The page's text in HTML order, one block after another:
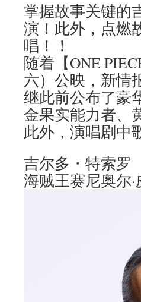
掌握故事关键的
演！此外，点燃
唱！！
随着【ONE
六）公映，新情
继此前公布了豪
金果实能力者、
此外，演唱剧中
吉尔多・特索罗
海贼王赛尼奥尔·